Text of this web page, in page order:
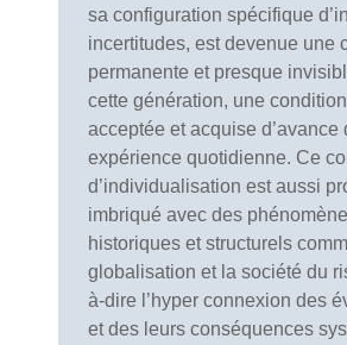
sa configuration spécifique
incertitudes, est devenue une
permanente et presque
cette génération, une
acceptée et acquise d’avance
expérience quotidienne. Ce
d’individualisation est aussi
imbriqué avec des
historiques et structurels
globalisation et la société du
à-dire l’hyper connexion des
et des leurs conséquences